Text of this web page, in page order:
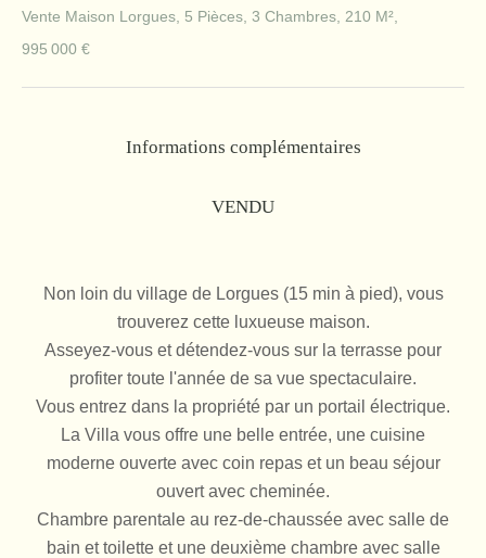
Vente Maison Lorgues, 5 Pièces, 3 Chambres, 210 M²,
995 000 €
Informations complémentaires
VENDU
Non loin du village de Lorgues (15 min à pied), vous
trouverez cette luxueuse maison.
Asseyez-vous et détendez-vous sur la terrasse pour
profiter toute l'année de sa vue spectaculaire.
Vous entrez dans la propriété par un portail électrique.
La Villa vous offre une belle entrée, une cuisine
moderne ouverte avec coin repas et un beau séjour
ouvert avec cheminée.
Chambre parentale au rez-de-chaussée avec salle de
bain et toilette et une deuxième chambre avec salle